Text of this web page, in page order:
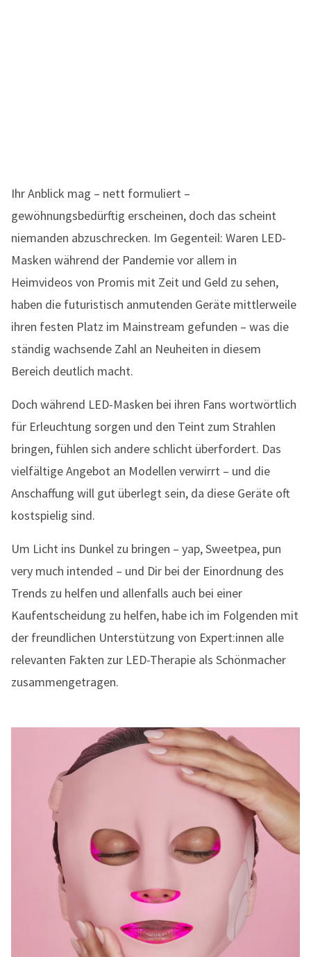
Ihr Anblick mag – nett formuliert –
gewöhnungsbedürftig erscheinen, doch das scheint
niemanden abzuschrecken. Im Gegenteil: Waren LED-
Masken während der Pandemie vor allem in
Heimvideos von Promis mit Zeit und Geld zu sehen,
haben die futuristisch anmutenden Geräte mittlerweile
ihren festen Platz im Mainstream gefunden – was die
ständig wachsende Zahl an Neuheiten in diesem
Bereich deutlich macht.
Doch während LED-Masken bei ihren Fans wortwörtlich
für Erleuchtung sorgen und den Teint zum Strahlen
bringen, fühlen sich andere schlicht überfordert. Das
vielfältige Angebot an Modellen verwirrt – und die
Anschaffung will gut überlegt sein, da diese Geräte oft
kostspielig sind.
Um Licht ins Dunkel zu bringen – yap, Sweetpea, pun
very much intended – und Dir bei der Einordnung des
Trends zu helfen und allenfalls auch bei einer
Kaufentscheidung zu helfen, habe ich im Folgenden mit
der freundlichen Unterstützung von Expert:innen alle
relevanten Fakten zur LED-Therapie als Schönmacher
zusammengetragen.